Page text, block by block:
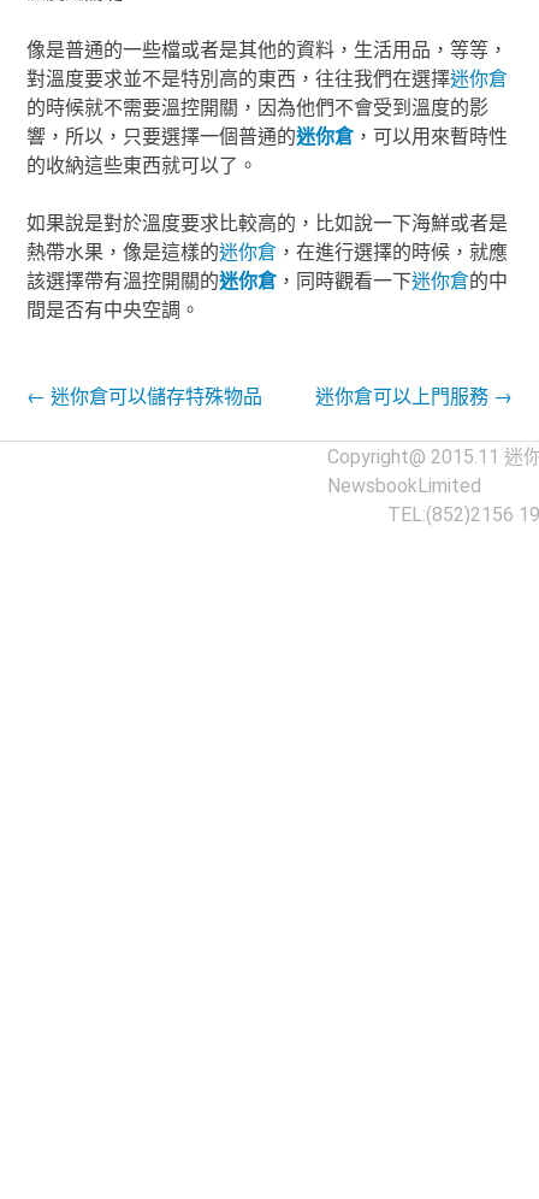
像是普通的一些檔或者是其他的資料，生活用品，等等，
對溫度要求並不是特別高的東西，往往我們在選擇迷你倉
的時候就不需要溫控開關，因為他們不會受到溫度的影
響，所以，只要選擇一個普通的迷你倉 ，可以用來暫時性
的收納這些東西就可以了。
如果說是對於溫度要求比較高的，比如說一下海鮮或者是
熱帶水果，像是這樣的迷你倉 ，在進行選擇的時候，就應
該選擇帶有溫控開關的迷你倉 ，同時觀看一下迷你倉的中
間是否有中央空調。
Post navigation
← 迷你倉可以儲存特殊物品 迷你倉可以上門服務 →
Copyright@ 2015.11迷
NewsbookLimited
TEL:(852)2156